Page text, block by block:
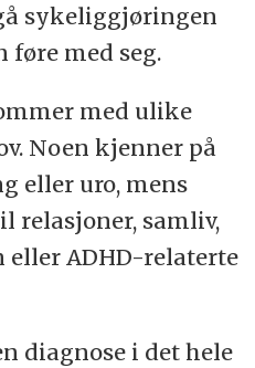
sykeliggjøringen
føre med seg.
med ulike
Noen kjenner på
eller uro, mens
relasjoner, samliv,
ADHD-relaterte
diagnose i det hele